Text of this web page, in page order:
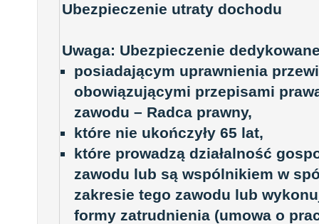
Ubezpieczenie utraty dochodu
Uwaga: Ubezpieczenie
posiadającym uprawnienia
obowiązującymi przepisami
zawodu – Radca prawny,
które nie ukończyły 65 lat,
które prowadzą działalność
zawodu lub są wspólnikiem w
zakresie tego zawodu lub
formy zatrudnienia (umowa o